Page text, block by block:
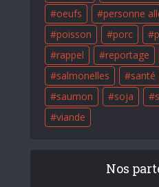
oeufs
personne
poisson
porc
rappel
reportage
salmonelles
santé
saumon
soja
viande
Nos